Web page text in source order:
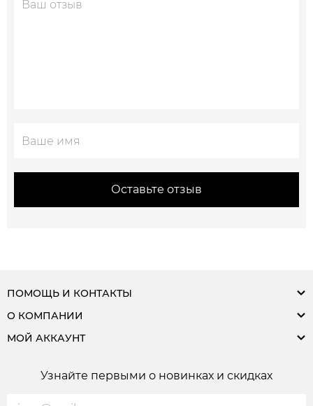
Оставьте отзыв
ПОМОЩЬ И КОНТАКТЫ
О КОМПАНИИ
МОЙ АККАУНТ
Узнайте первыми о новинках и скидках